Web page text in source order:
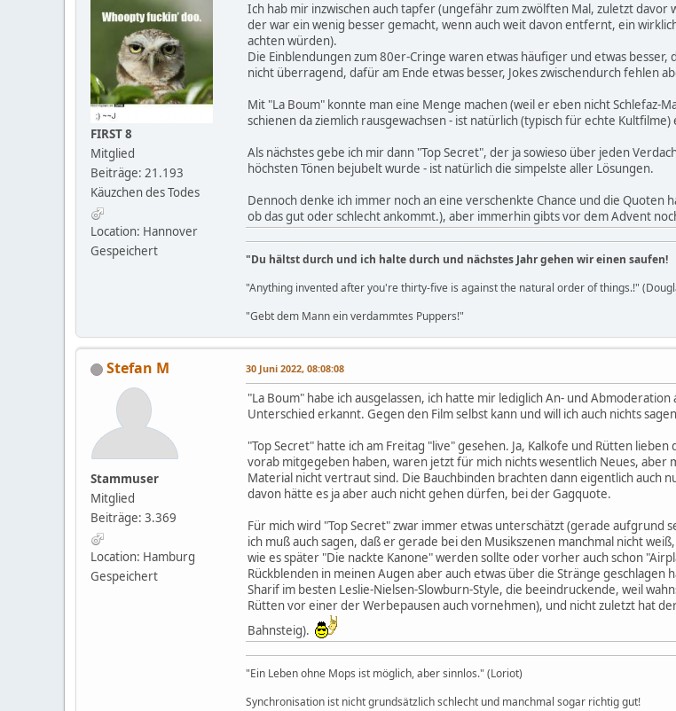
FIRST 8
Mitglied
Beiträge: 21.193
Käuzchen des Todes
Location: Hannover
Gespeichert
Ich hab mir inzwischen auch tapfer (ungefähr zum zwölften Mal, zuletzt
der war ein wenig besser gemacht, wenn auch weit davon entfernt, ein
achten würden).
Die Einblendungen zum 80er-Cringe waren etwas häufiger und etwas
nicht überragend, dafür am Ende etwas besser, Jokes zwischendurch fehlen
Mit "La Boum" konnte man eine Menge machen (weil er eben nicht Schlefaz-
schienen da ziemlich rausgewachsen - ist natürlich (typisch für echte
Als nächstes gebe ich mir dann "Top Secret", der ja sowieso über jeden
höchsten Tönen bejubelt wurde - ist natürlich die simpelste aller Lösungen.
Dennoch denke ich immer noch an eine verschenkte Chance und die
ob das gut oder schlecht ankommt.), aber immerhin gibts vor dem Advent
"Du hältst durch und ich halte durch und nächstes Jahr gehen wir einen saufen!
"Anything invented after you're thirty-five is against the natural order of things.!"
"Gebt dem Mann ein verdammtes Puppers!"
Stefan M
Stammuser
Mitglied
Beiträge: 3.369
Location: Hamburg
Gespeichert
30 Juni 2022, 08:08:08
"La Boum" habe ich ausgelassen, ich hatte mir lediglich An- und
Unterschied erkannt. Gegen den Film selbst kann und will ich auch nichts
"Top Secret" hatte ich am Freitag "live" gesehen. Ja, Kalkofe und Rütten
vorab mitgegeben haben, waren jetzt für mich nichts wesentlich Neues,
Material nicht vertraut sind. Die Bauchbinden brachten dann eigentlich auch
davon hätte es ja aber auch nicht gehen dürfen, bei der Gagquote.
Für mich wird "Top Secret" zwar immer etwas unterschätzt (gerade
ich muß auch sagen, daß er gerade bei den Musikszenen manchmal nicht
wie es später "Die nackte Kanone" werden sollte oder vorher auch schon
Rückblenden in meinen Augen aber auch etwas über die Stränge
Sharif im besten Leslie-Nielsen-Slowburn-Style, die beeindruckende, weil
Rütten vor einer der Werbepausen auch vornehmen), und nicht zuletzt hat
Bahnsteig).
"Ein Leben ohne Mops ist möglich, aber sinnlos." (Loriot)
Synchronisation ist nicht grundsätzlich schlecht und manchmal sogar richtig gut!